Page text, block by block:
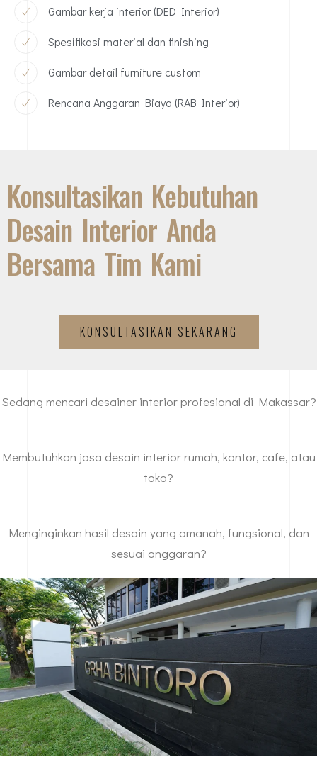
Gambar kerja interior (DED Interior)
Spesifikasi material dan finishing
Gambar detail furniture custom
Rencana Anggaran Biaya (RAB Interior)
Konsultasikan Kebutuhan
Desain Interior Anda
Bersama Tim Kami
KONSULTASIKAN SEKARANG
Sedang mencari desainer interior profesional di Makassar?
Membutuhkan jasa desain interior rumah, kantor, cafe, atau
toko?
Menginginkan hasil desain yang amanah, fungsional, dan
sesuai anggaran?